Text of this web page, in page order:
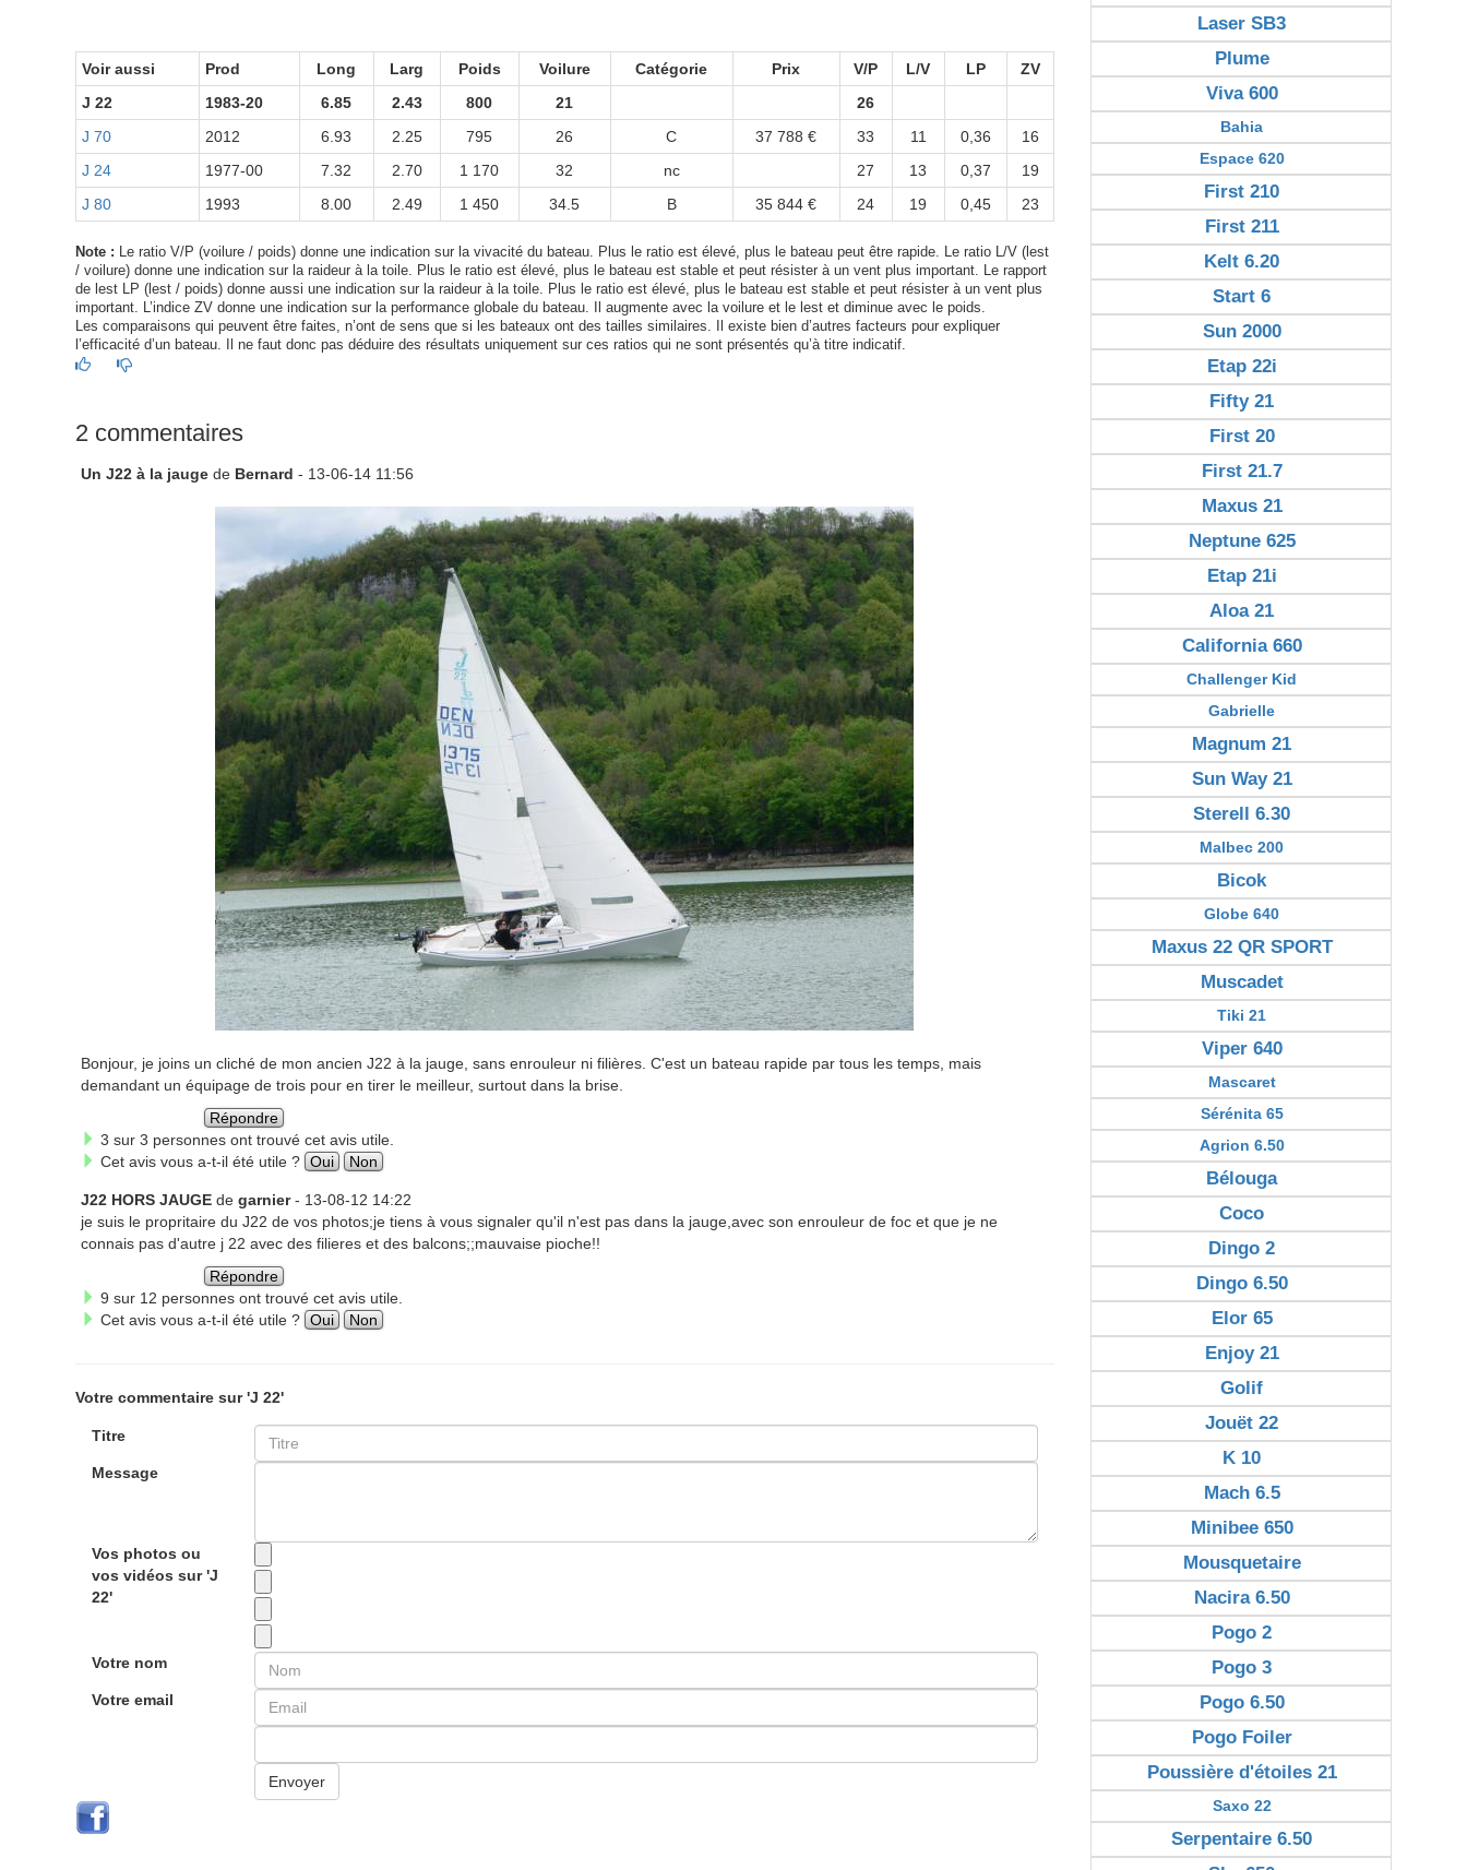
Voir aussi Prod Long Larg Poids Voilure Catégorie Prix V/P L/V LP
ZV
J 22
1983-20 6.85 2.43 800 21
26
J 70
2012 6.93 2.25 795 26 C 37 788 € 33 11 0,36
16
J 24
1977-00 7.32 2.70 1 170 32 nc 27 13 0,37
19
J 80
1993 8.00 2.49 1 450 34.5 B 35 844 € 24 19 0,45 23
Note : Le ratio V/P (voilure / poids) donne une indication sur la vivacité du bateau. Plus le ratio est élevé, plus le bateau peut être rapide. Le ratio L/V (lest
/ voilure) donne une indication sur la raideur à la toile. Plus le ratio est élevé, plus le bateau est stable et peut résister à un vent plus important. Le rapport
de lest LP (lest / poids) donne aussi une indication sur la raideur à la toile. Plus le ratio est élevé, plus le bateau est stable et peut résister à un vent plus
important. L’indice ZV donne une indication sur la performance globale du bateau. Il augmente avec la voilure et le lest et diminue avec le poids.
Les comparaisons qui peuvent être faites, n’ont de sens que si les bateaux ont des tailles similaires. Il existe bien d’autres facteurs pour expliquer
l’efficacité d’un bateau. Il ne faut donc pas déduire des résultats uniquement sur ces ratios qui ne sont présentés qu’à titre indicatif.
2 commentaires
Un J22 à la jaugede Bernard - 13-06-14 11:56
Bonjour, je joins un cliché de mon ancien J22 à la jauge, sans enrouleur ni filières. C'est un bateau rapide par tous les temps, mais
demandant un équipage de trois pour en tirer le meilleur, surtout dans la brise.
Répondre
3 sur 3 personnes ont trouvé cet avis utile.
Cet avis vous a-t-il été utile ? Oui Non
J22 HORS JAUGEde garnier- 13-08-12 14:22
je suis le propritaire du J22 de vos photos;je tiens à vous signaler qu'il n'est pas dans la jauge,avec son enrouleur de foc et que je ne
connais pas d'autre j 22 avec des filieres et des balcons;;mauvaise pioche!!
Répondre
9 sur 12 personnes ont trouvé cet avis utile.
Cet avis vous a-t-il été utile ? Oui Non
Votre commentaire sur 'J 22'
Titre
Message
Vos photos ou
vos vidéos sur 'J
22'
Votre nom
Votre email
Envoyer
Laser SB3
Plume
Viva 600
Bahia
Espace 620
First 210
First 211
Kelt 6.20
Start 6
Sun 2000
Etap 22i
Fifty 21
First 20
First 21.7
Maxus 21
Neptune 625
Etap 21i
Aloa 21
California 660
Challenger Kid
Gabrielle
Magnum 21
Sun Way 21
Sterell 6.30
Malbec 200
Bicok
Globe 640
Maxus 22 QR SPORT
Muscadet
Tiki 21
Viper 640
Mascaret
Sérénita 65
Agrion 6.50
Bélouga
Coco
Dingo 2
Dingo 6.50
Elor 65
Enjoy 21
Golif
Jouët 22
K 10
Mach 6.5
Minibee 650
Mousquetaire
Nacira 6.50
Pogo 2
Pogo 3
Pogo 6.50
Pogo Foiler
Poussière d'étoiles 21
Saxo 22
Serpentaire 6.50